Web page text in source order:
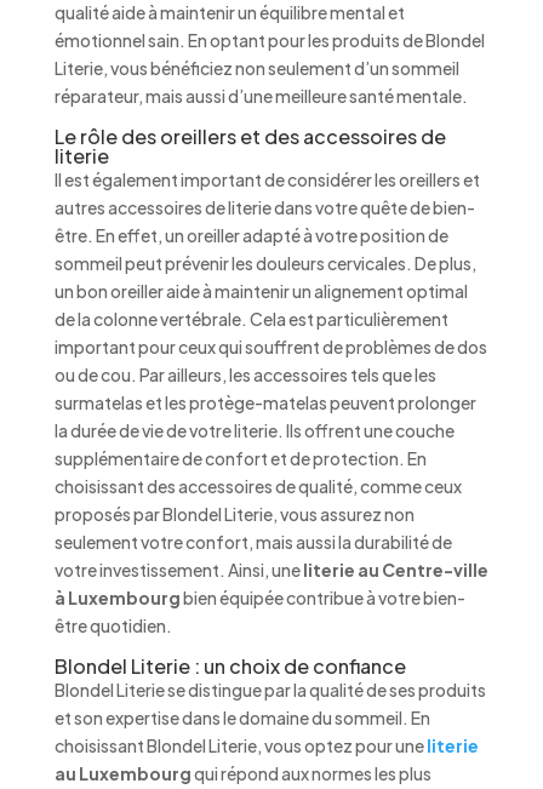
qualité aide à maintenir un équilibre mental et
émotionnel sain. En optant pour les produits de Blondel
Literie, vous bénéficiez non seulement d’un sommeil
réparateur, mais aussi d’une meilleure santé mentale.
Le rôle des oreillers et des accessoires de
literie
Il est également important de considérer les oreillers et
autres accessoires de literie dans votre quête de bien-
être. En effet, un oreiller adapté à votre position de
sommeil peut prévenir les douleurs cervicales. De plus,
un bon oreiller aide à maintenir un alignement optimal
de la colonne vertébrale. Cela est particulièrement
important pour ceux qui souffrent de problèmes de dos
ou de cou. Par ailleurs, les accessoires tels que les
surmatelas et les protège-matelas peuvent prolonger
la durée de vie de votre literie. Ils offrent une couche
supplémentaire de confort et de protection. En
choisissant des accessoires de qualité, comme ceux
proposés par Blondel Literie, vous assurez non
seulement votre confort, mais aussi la durabilité de
votre investissement. Ainsi, uneliterie au Centre-ville
à Luxembourgbien équipée contribue à votre bien-
être quotidien.
Blondel Literie : un choix de confiance
Blondel Literie se distingue par la qualité de ses produits
et son expertise dans le domaine du sommeil. En
choisissant Blondel Literie, vous optez pour uneliterie
au Luxembourgqui répond aux normes les plus